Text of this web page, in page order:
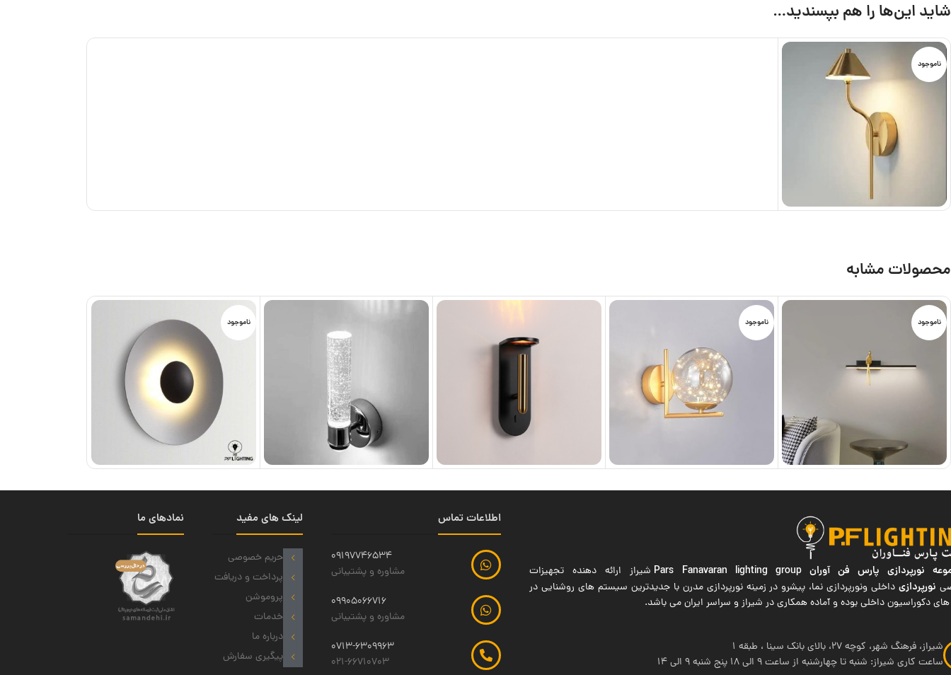
شاید این‌ها را هم بپسندید…
ناموجود
محصولات مشابه
ناموجود ناموجود ناموجود
نورپردازی پارس فن آوران Pars Fanavaran lighting group شیراز ارائه دهنده تجهیزات
نورپردازیداخلی ونورپردازی نما، پیشرو در زمینه نورپردازی مدرن با جدیدترین سیستم های روشنایی در
های دکوراسیون داخلی بوده و آماده همکاری در شیراز و سراسر ایران می باشد.
شیراز، فرهنگ شهر، کوچه 27، بالای بانک سینا ، طبقه 1
ساعت کاری شیراز: شنبه تا چهارشنبه از ساعت 9 الی 18 پنج شنبه 9 الی 14
اطلاعات تماس
09197746534
مشاوره و پشتیبانی
09905066716
مشاوره و پشتیبانی
0713-6309963
021-66710703
لینک های مفید
حریم خصوصی
پرداخت و دریافت
پروموشن
خدمات
درباره ما
پیگیری سفارش
نمادهای ما